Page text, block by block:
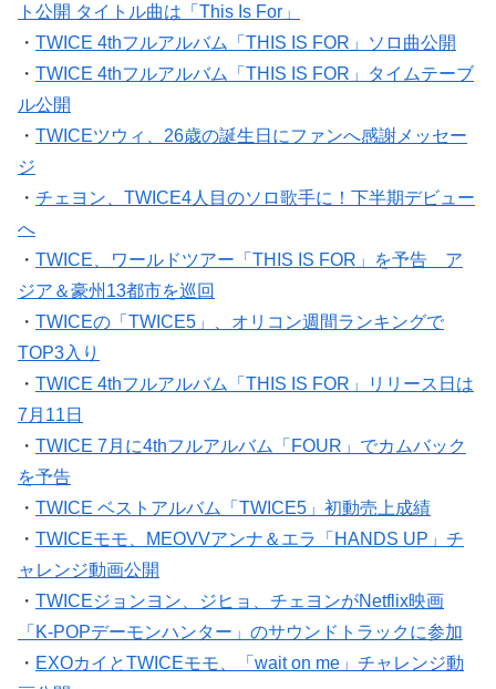
ト公開 タイトル曲は「This Is For」
・ TWICE 4thフルアルバム「THIS IS FOR」ソロ曲公開
・ TWICE 4thフルアルバム「THIS IS FOR」タイムテーブ
ル公開
・ TWICEツウィ、26歳の誕生日にファンへ感謝メッセー
ジ
・ チェヨン、TWICE4人目のソロ歌手に！下半期デビュー
へ
・ TWICE、ワールドツアー「THIS IS FOR」を予告 ア
ジア＆豪州13都市を巡回
・ TWICEの「TWICE5」、オリコン週間ランキングで
TOP3入り
・ TWICE 4thフルアルバム「THIS IS FOR」リリース日は
7月11日
・ TWICE 7月に4thフルアルバム「FOUR」でカムバック
を予告
・ TWICE ベストアルバム「TWICE5」初動売上成績
・ TWICEモモ、MEOVVアンナ＆エラ「HANDS UP」チ
ャレンジ動画公開
・ TWICEジョンヨン、ジヒョ、チェヨンがNetflix映画
「K-POPデーモンハンター」のサウンドトラックに参加
・ EXOカイとTWICEモモ、「wait on me」チャレンジ動